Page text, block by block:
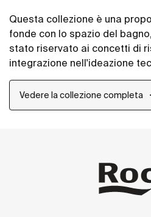
Questa collezione è una
fonde con lo spazio del
stato riservato ai concetti di
integrazione nell'ideazione
articolo.
Vedere la collezione completa